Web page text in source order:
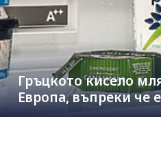
Гръцкото кисело
Европа, въпреки че